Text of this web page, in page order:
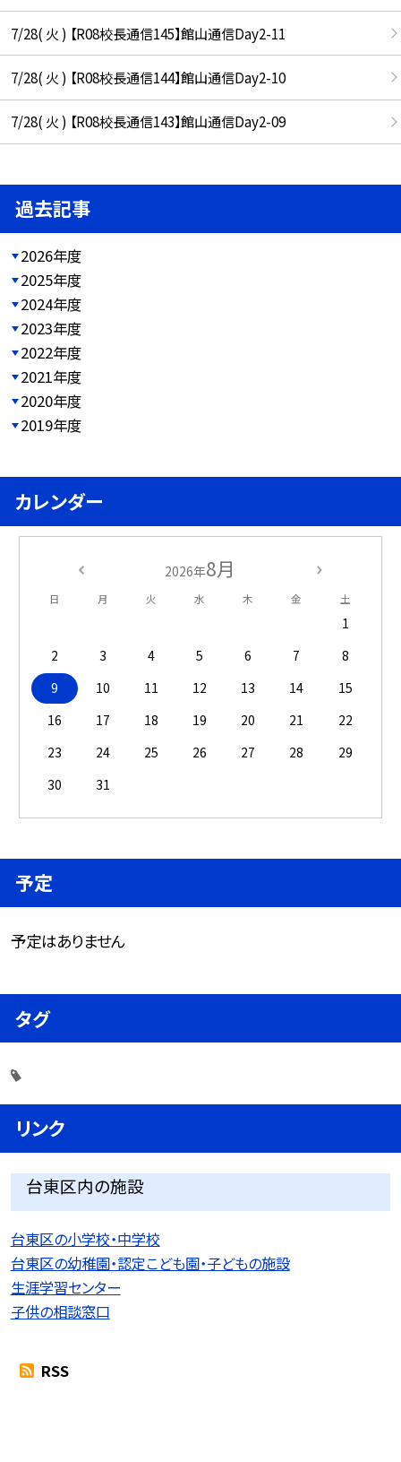
7/28( 火 ) 【R08校長通信145】館山通信Day2-11
7/28( 火 ) 【R08校長通信144】館山通信Day2-10
7/28( 火 ) 【R08校長通信143】館山通信Day2-09
過去記事
2026年度
2025年度
2024年度
2023年度
2022年度
2021年度
2020年度
2019年度
カレンダー
2026年8月
日 月 火 水 木 金 土
1
2
3 4 5 6 7
8
9
10 11 12 13 14
15
16
17 18 19 20 21
22
23
24 25 26 27 28
29
30
31
予定
予定はありません
タグ
リンク
台東区内の施設
台東区の小学校・中学校
台東区の幼稚園・認定こども園・子どもの施設
生涯学習センター
子供の相談窓口
RSS